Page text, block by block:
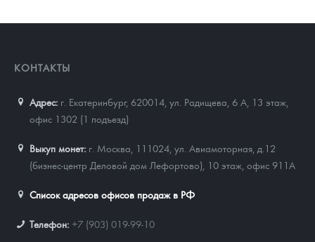
КОНТАКТЫ
Адрес: г. Екатеринбург, 620014 ул. Радищева, 6 А, 13 этаж,
офис 1302 (1 подъезд)
Выкуп монет: г. Москва, 111024, ул. Авиамоторная, д.12
(бизнес-центр Деловой дом Лефортово), 10 этаж, офис 911А
Список адресов офисов продаж в РФ
Телефон: +7 (903) 019-99-10